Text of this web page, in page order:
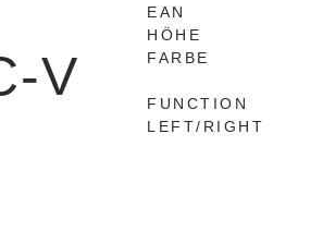
V
EAN
HÖHE
FARBE
FUNCTION
LEFT/RIGHT